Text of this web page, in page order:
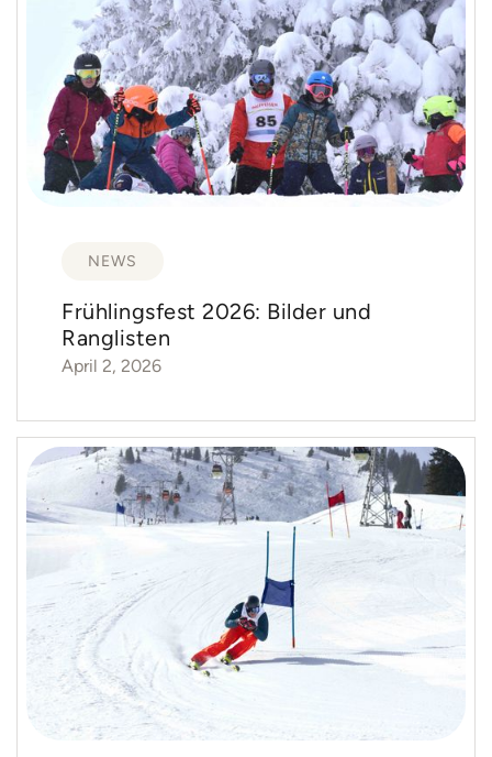
NEWS
Frühlingsfest 2026: Bilder und
Ranglisten
April 2, 2026